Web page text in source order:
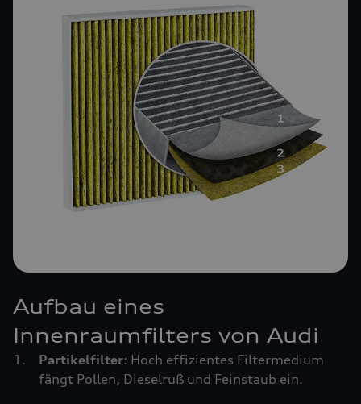
Aufbau eines
Innenraumfilters von Audi
Partikelfilter: Hoch effizientes Filtermedium
fängt Pollen, Dieselruß und Feinstaub ein.